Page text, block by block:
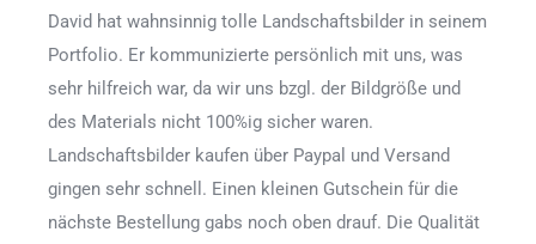
David hat wahnsinnig tolle Landschaftsbilder in seinem
Portfolio. Er kommunizierte persönlich mit uns, was
sehr hilfreich war, da wir uns bzgl. der Bildgröße und
des Materials nicht 100%ig sicher waren.
Landschaftsbilder kaufen über Paypal und Versand
gingen sehr schnell. Einen kleinen Gutschein für die
nächste Bestellung gabs noch oben drauf. Die Qualität